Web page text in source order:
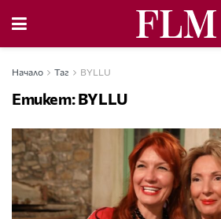
Начало Таг BYLLU
Етикет:BYLLU